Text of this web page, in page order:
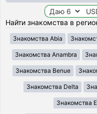
Найти знакомства в
Знакомства Abia
Знакомства Anambra
Знакомства Benue
Знакомства Delta
Знакомства